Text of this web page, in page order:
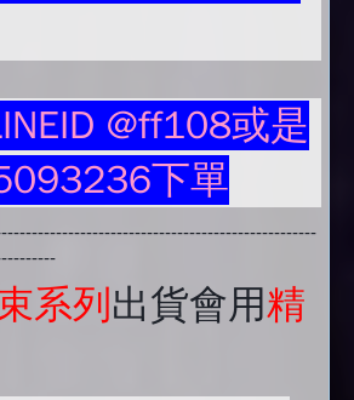
@ff108或是
下單
系列出貨會用精